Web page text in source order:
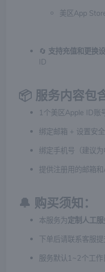
美区App
🔄 支持充值和更换
ID
📦 服务内容包
1个美区Apple ID账
绑定邮箱 + 设置安
绑定手机号（建议为
提供注册用的邮箱
🔔 购买须知：
本服务为定制人工
下单后请联系客服
服务默认1~2个工作